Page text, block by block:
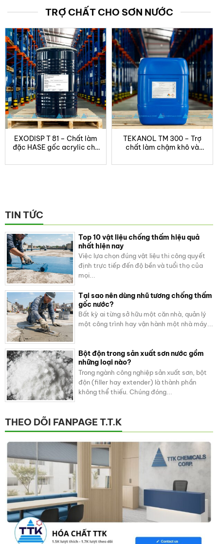
TRỢ CHẤT CHO SƠN NƯỚC
EXODISP T 81 – Chất làm
đặc HASE gốc acrylic cho
TEKANOL TM 300 – Trợ
chất làm chậm khô và
nước
TIN TỨC
Top 10 vật liệu chống thấm hiệu quả
nhất hiện nay
Việc lựa chọn đúng vật liệu thi công quyết
định trực tiếp đến độ bền và tuổi thọ của
mọi...
Tại sao nên dùng nhũ tương chống thấm
gốc nước?
Bất kỳ ai từng sở hữu một căn nhà, quản lý
một công trình hay vận hành một nhà máy...
Bột độn trong sản xuất sơn nước gồm
những loại nào?
Trong ngành công nghiệp sản xuất sơn, bột
độn (filler hay extender) là thành phần
không thể thiếu. Chúng đóng...
THEO DÕI FANPAGE T.T.K